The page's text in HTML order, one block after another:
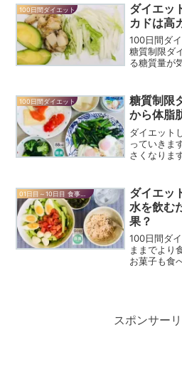
100日間ダイエット
ダイエッ
カドは高
100日間ダ
糖質制限ダ
る糖質量が
100日間ダイエット
糖質制限
から体脂
ダイエット
っていきま
さくなりま
りとしての
に唖然とし
ダイエッ
水を飲む
果？
100日間ダ
ままでより
お菓子も食
スポンサー